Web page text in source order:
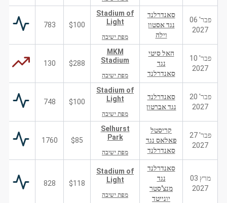
פבר' 06
2027
סאנדרלנד
נגד אסטון
וילה
Stadium of
Light
מפת ישיבה
$100
783
פבר' 10
2027
האל סיטי
נגד
סאנדרלנד
MKM
Stadium
מפת ישיבה
$288
130
פבר' 20
2027
סאנדרלנד
נגד אברטון
Stadium of
Light
מפת ישיבה
$100
748
פבר' 27
2027
קריסטל
פאלאס נגד
סאנדרלנד
Selhurst
Park
מפת ישיבה
$85
1760
מרץ 03
2027
סאנדרלנד
נגד
מנצ'סטר
יונייטד
Stadium of
Light
מפת ישיבה
$118
828